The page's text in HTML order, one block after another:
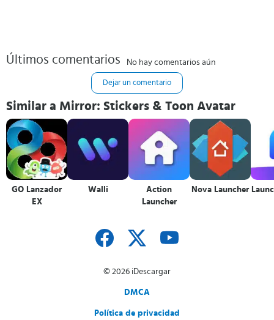
Últimos comentarios No hay comentarios aún
Dejar un comentario
Similar a Mirror: Stickers & Toon Avatar
GO Lanzador
EX
Walli
Action
Launcher
Nova Launcher
© 2026 iDescargar
DMCA
Política de privacidad